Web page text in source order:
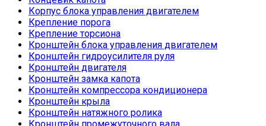
Корпус блока управления двигателем
Крепление порога
Крепление торсиона
Кронштейн блока управления двигателем
Кронштейн гидроусилителя руля
Кронштейн двигателя
Кронштейн замка капота
Кронштейн компрессора кондиционера
Кронштейн крыла
Кронштейн натяжного ролика